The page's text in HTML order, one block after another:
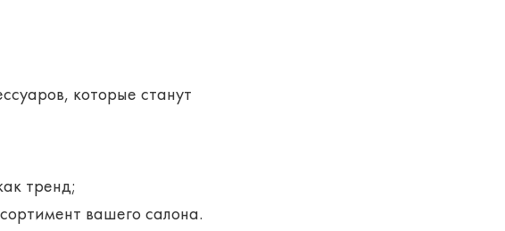
которые станут
тренд;
вашего салона.